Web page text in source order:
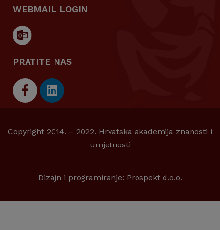
WEBMAIL LOGIN
PRATITE NAS
Copyright 2014. – 2022. Hrvatska akademija znanosti i
umjetnosti
Dizajn i programiranje: Prospekt d.o.o.